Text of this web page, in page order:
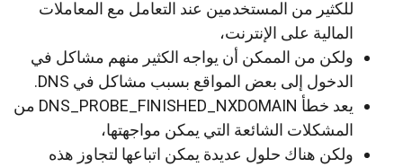
للكثير من المستخدمين عند التعامل مع المعاملات
المالية على الإنترنت،
ولكن من الممكن أن يواجه الكثير منهم مشاكل في
الدخول إلى بعض المواقع بسبب مشاكل في DNS.
يعد خطأ DNS_PROBE_FINISHED_NXDOMAIN من
المشكلات الشائعة التي يمكن مواجهتها،
ولكن هناك حلول عديدة يمكن اتباعها لتجاوز هذه